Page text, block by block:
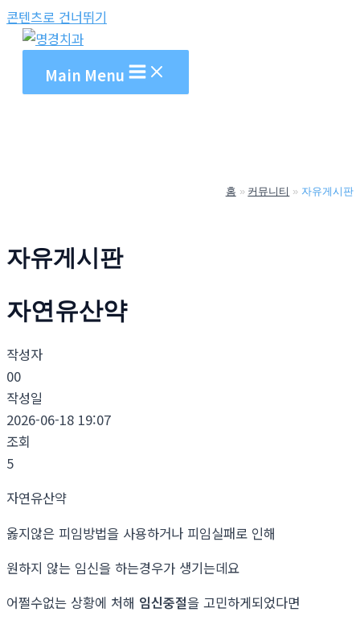
콘텐츠로 건너뛰기
Main Menu
홈 커뮤니티 자유게시판
자유게시판
자연유산약
작성자
00
작성일
2026-06-18 19:07
조회
5
자연유산약
옳지않은 피임방법을 사용하거나 피임실패로 인해
원하지 않는 임신을 하는경우가 생기는데요
어쩔수없는 상황에 처해 임신중절을 고민하게되었다면